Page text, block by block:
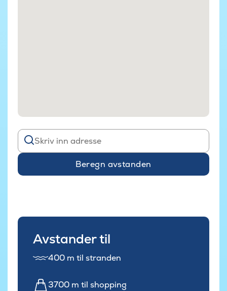
Beregn avstanden
Avstander til
400 m til stranden
3700 m til shopping